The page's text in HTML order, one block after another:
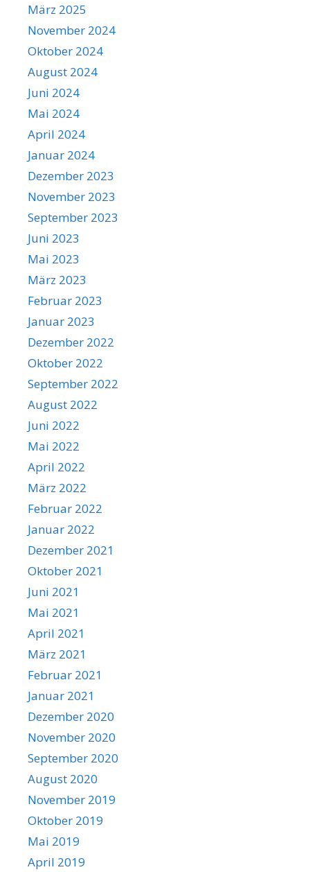
März 2025
November 2024
Oktober 2024
August 2024
Juni 2024
Mai 2024
April 2024
Januar 2024
Dezember 2023
November 2023
September 2023
Juni 2023
Mai 2023
März 2023
Februar 2023
Januar 2023
Dezember 2022
Oktober 2022
September 2022
August 2022
Juni 2022
Mai 2022
April 2022
März 2022
Februar 2022
Januar 2022
Dezember 2021
Oktober 2021
Juni 2021
Mai 2021
April 2021
März 2021
Februar 2021
Januar 2021
Dezember 2020
November 2020
September 2020
August 2020
November 2019
Oktober 2019
Mai 2019
April 2019